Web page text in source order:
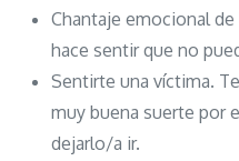
Chantaje emocional
hace sentir que no
Sentirte una víctima.
muy buena suerte por
dejarlo/a ir.